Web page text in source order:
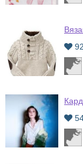
92